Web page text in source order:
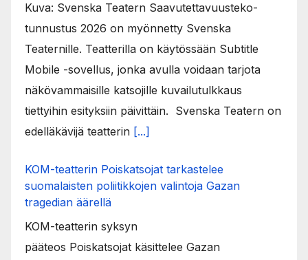
Kuva: Svenska Teatern Saavutettavuusteko-
tunnustus 2026 on myönnetty Svenska
Teaternille. Teatterilla on käytössään Subtitle
Mobile -sovellus, jonka avulla voidaan tarjota
näkövammaisille katsojille kuvailutulkkaus
tiettyihin esityksiin päivittäin. Svenska Teatern on
edelläkävijä teatterin [...]
KOM-teatterin Poiskatsojat tarkastelee
suomalaisten poliitikkojen valintoja Gazan
tragedian äärellä
KOM-teatterin syksyn
pääteos Poiskatsojat käsittelee Gazan